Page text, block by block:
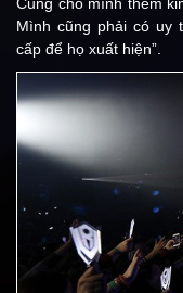
Mình cũng phải có uy
cấp để họ xuất hiện”.